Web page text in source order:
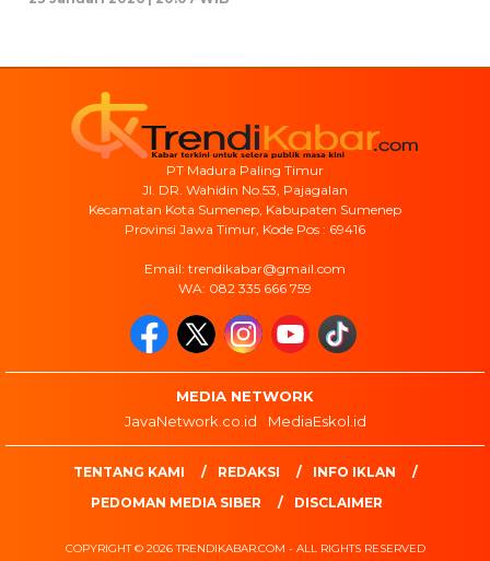
PT Madura Paling Timur
Jl. DR. Wahidin No.53, Pajagalan
Kecamatan Kota Sumenep, Kabupaten Sumenep
Provinsi Jawa Timur, Kode Pos : 69416
Email: trendikabar@gmail.com
WA: 082 335 666 759
MEDIA NETWORK
JavaNetwork.co.id
MediaEskol.id
TENTANG KAMI REDAKSI
INFO IKLAN
PEDOMAN MEDIA SIBER
DISCLAIMER
COPYRIGHT © 2026 TRENDIKABAR.COM - ALL RIGHTS RESERVED